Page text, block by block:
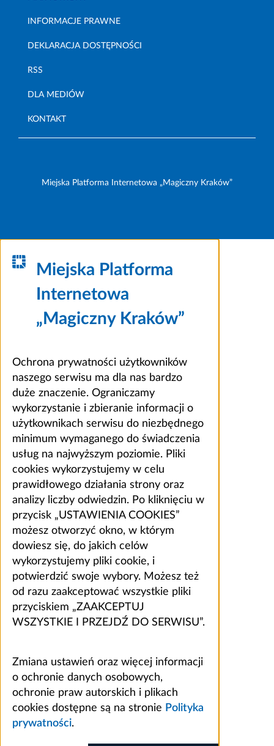
INFORMACJE PRAWNE
DEKLARACJA DOSTĘPNOŚCI
RSS
DLA MEDIÓW
KONTAKT
Miejska Platforma Internetowa „Magiczny Kraków”
Miejska Platforma
Internetowa
„Magiczny Kraków”
Ochrona prywatności użytkowników
naszego serwisu ma dla nas bardzo
duże znaczenie. Ograniczamy
wykorzystanie i zbieranie informacji o
użytkownikach serwisu do niezbędnego
minimum wymaganego do świadczenia
usług na najwyższym poziomie. Pliki
cookies wykorzystujemy w celu
prawidłowego działania strony oraz
analizy liczby odwiedzin. Po kliknięciu w
przycisk „USTAWIENIA COOKIES”
możesz otworzyć okno, w którym
dowiesz się, do jakich celów
wykorzystujemy pliki cookie, i
potwierdzić swoje wybory. Możesz też
od razu zaakceptować wszystkie pliki
przyciskiem „ZAAKCEPTUJ
WSZYSTKIE I PRZEJDŹ DO SERWISU”.
Zmiana ustawień oraz więcej informacji
o ochronie danych osobowych,
ochronie praw autorskich i plikach
cookies dostępne są na stronie Polityka
prywatności.